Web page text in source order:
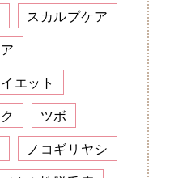
スカルプケア
エット
ツボ
ノコギリヤシ